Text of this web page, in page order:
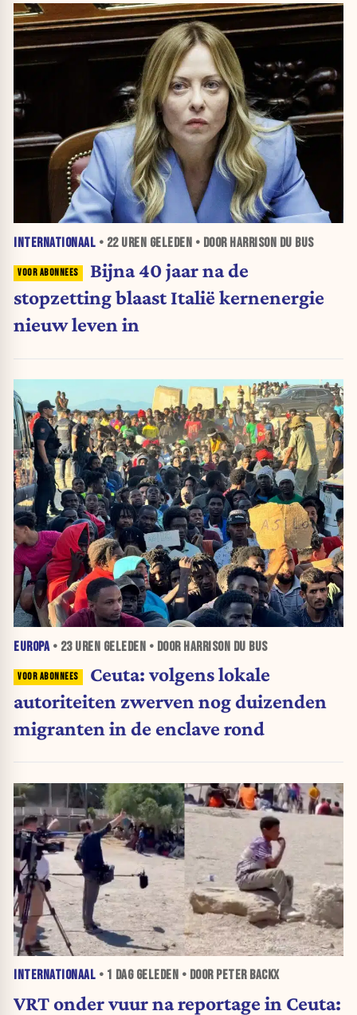
INTERNATIONAAL • 22 UREN GELEDEN • DOOR HARRISON DU BUS
Bijna 40 jaar na de
stopzetting blaast Italië kernenergie
nieuw leven in
EUROPA• 23 UREN GELEDEN • DOOR HARRISON DU BUS
Ceuta: volgens lokale
autoriteiten zwerven nog duizenden
migranten in de enclave rond
INTERNATIONAAL • 1 DAGGELEDEN • DOOR PETER BACKX
VRT onder vuur na reportage in Ceuta: